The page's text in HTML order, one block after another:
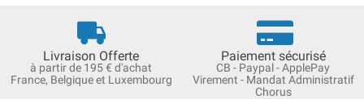
Livraison Offerte
à partir de 195 € d'achat
France, Belgique et Luxembourg
Paiement sécurisé
CB - Paypal - ApplePay
Virement - Mandat Administratif
Chorus